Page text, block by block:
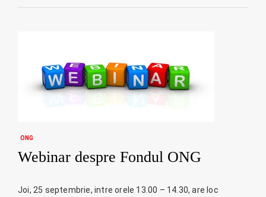
ONG
Webinar despre Fondul ONG
Joi, 25 septembrie, intre orele 13.00 – 14.30, are loc